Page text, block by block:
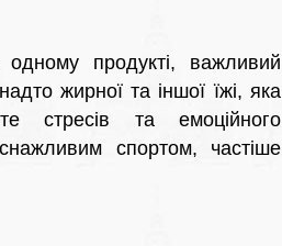
продукті, важливий
жирної та іншої їжі, яка
стресів та емоційного
спортом, частіше